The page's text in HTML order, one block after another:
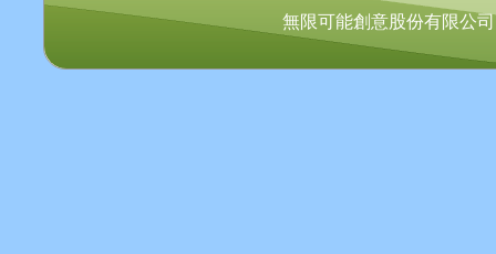
無限可能創意股份有限公